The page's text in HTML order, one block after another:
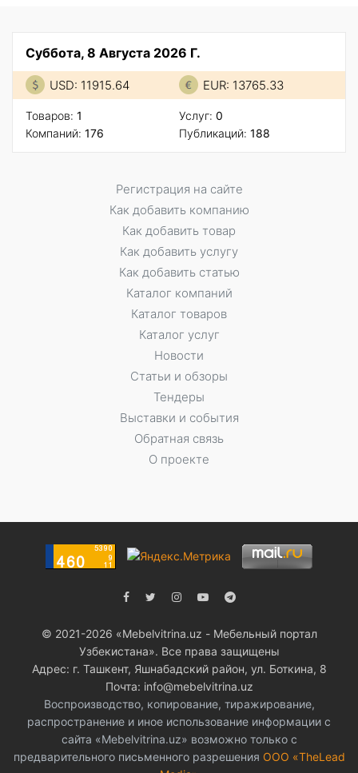
Суббота, 8 Августа 2026 Г.
USD: 11915.64 EUR: 13765.33
Товаров: 1
Компаний: 176
Услуг: 0
Публикаций: 188
Регистрация на сайте
Как добавить компанию
Как добавить товар
Как добавить услугу
Как добавить статью
Каталог компаний
Каталог товаров
Каталог услуг
Новости
Статьи и обзоры
Тендеры
Выставки и события
Обратная связь
О проекте
© 2021-2026 «Мebelvitrina.uz - Мебельный портал
Узбекистана». Все права защищены
Адрес: г. Ташкент, Яшнабадский район, ул. Боткина, 8
Почта: info@mebelvitrina.uz
Воспроизводство, копирование, тиражирование,
распространение и иное использование информации с
сайта «Mebelvitrina.uz» возможно только с
предварительного письменного разрешения ООО «TheLead